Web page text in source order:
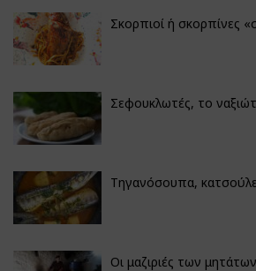
Σκορπιοί ή σκορπίνες
Σεφουκλωτές, το
Τηγανόσουπα,
Οι μαζιριές των